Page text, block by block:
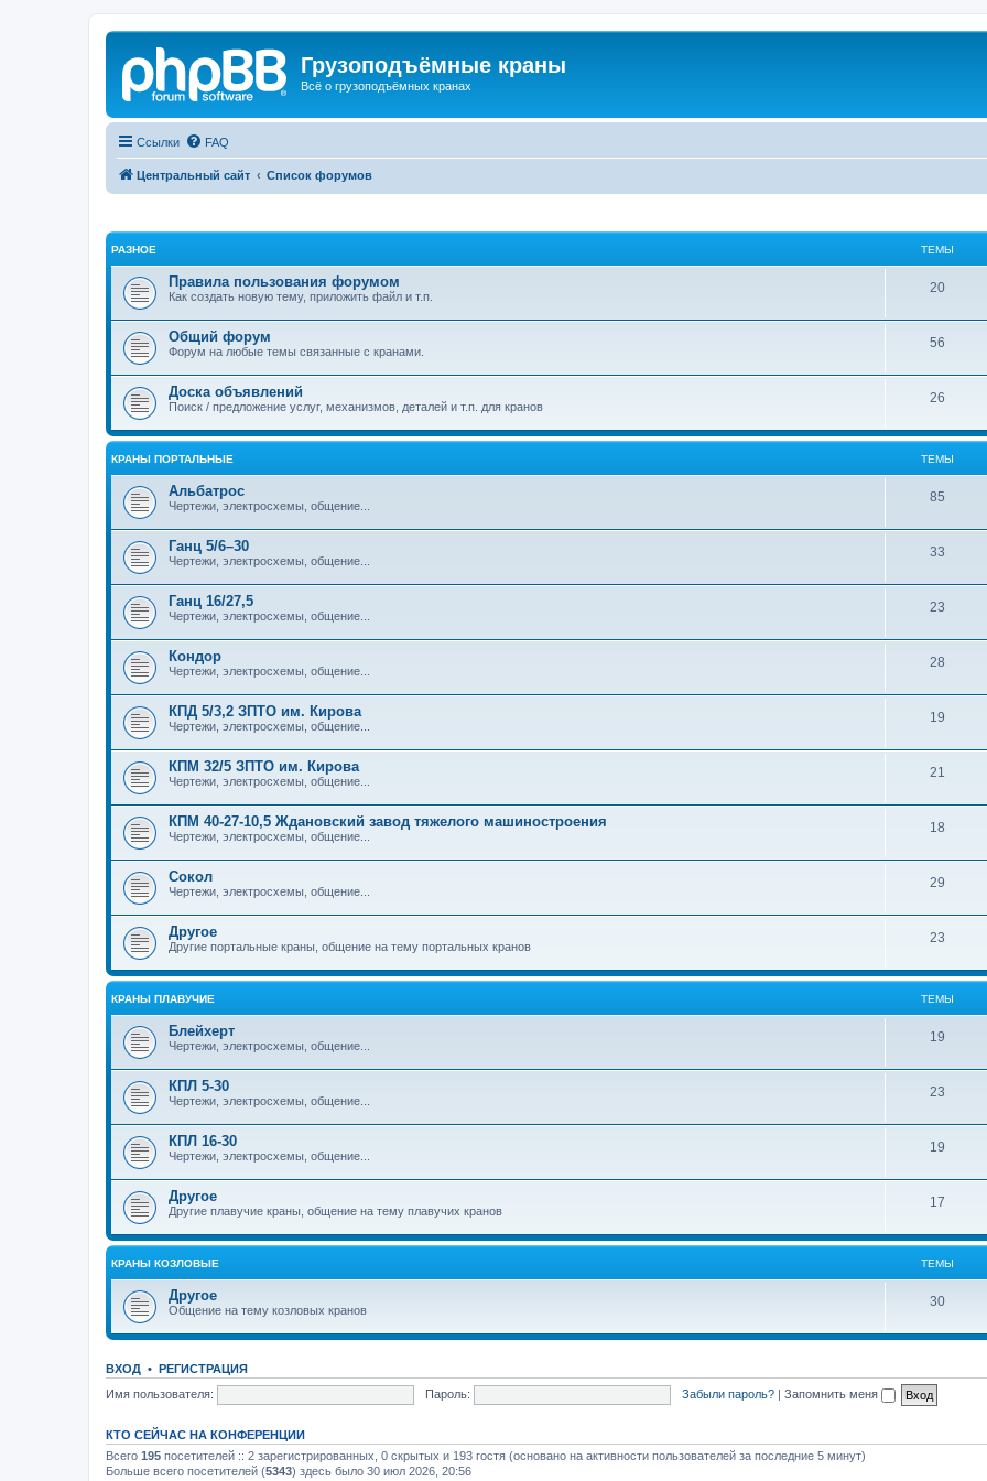
Грузоподъёмные краны
Всё о грузоподъёмных кранах
Ссылки FAQ
Центральный сайт Список форумов
РАЗНОЕ ТЕМЫ
Правила пользования форумом
Как создать новую тему, приложить файл и т.п.
20
Общий форум
Форум на любые темы связанные с кранами.
56
Доска объявлений
Поиск / предложение услуг, механизмов, деталей и т.п. для кранов
26
КРАНЫ ПОРТАЛЬНЫЕ ТЕМЫ
Альбатрос
Чертежи, электросхемы, общение...
85
Ганц 5/6–30
Чертежи, электросхемы, общение...
33
Ганц 16/27,5
Чертежи, электросхемы, общение...
23
Кондор
Чертежи, электросхемы, общение...
28
КПД 5/3,2 ЗПТО им. Кирова
Чертежи, электросхемы, общение...
19
КПМ 32/5 ЗПТО им. Кирова
Чертежи, электросхемы, общение...
21
КПМ 40-27-10,5 Ждановский завод тяжелого машиностроения
Чертежи, электросхемы, общение...
18
Сокол
Чертежи, электросхемы, общение...
29
Другое
Другие портальные краны, общение на тему портальных кранов
23
КРАНЫ ПЛАВУЧИЕ ТЕМЫ
Блейхерт
Чертежи, электросхемы, общение...
19
КПЛ 5-30
Чертежи, электросхемы, общение...
23
КПЛ 16-30
Чертежи, электросхемы, общение...
19
Другое
Другие плавучие краны, общение на тему плавучих кранов
17
КРАНЫ КОЗЛОВЫЕ ТЕМЫ
Другое
Общение на тему козловых кранов
30
ВХОД • РЕГИСТРАЦИЯ
Имя пользователя:
Пароль: Забыли пароль? | Запомнить меня
КТО СЕЙЧАС НА КОНФЕРЕНЦИИ
Всего 195 посетителей :: 2 зарегистрированных, 0 скрытых и 193 гостя (основано на активности пользователей за последние 5 минут)
Больше всего посетителей (5343) здесь было 30 июл 2026, 20:56